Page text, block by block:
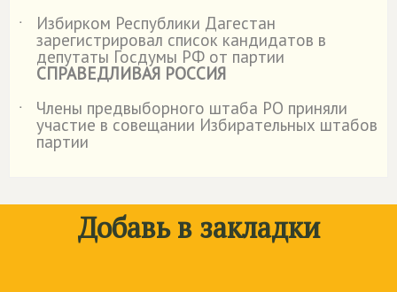
˙
Избирком Республики Дагестан
зарегистрировал список кандидатов в
депутаты Госдумы РФ от партии
СПРАВЕДЛИВАЯ РОССИЯ
˙
Члены предвыборного штаба РО приняли
участие в совещании Избирательных штабов
партии
Добавь в закладки